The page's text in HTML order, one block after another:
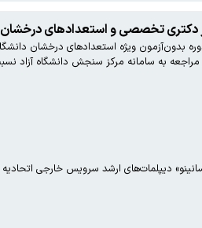
دکتری تخصصی و استعداد‌های درخشان
مراجعه به سامانه مرکز سنجش دانشگاه آزاد
دیپلمات‌های ارشد سرویس خارجی